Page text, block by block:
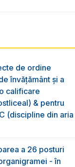
de ordine
învățământ și a
calificare
& pentru
(discipline din aria
a 26 posturi
- în